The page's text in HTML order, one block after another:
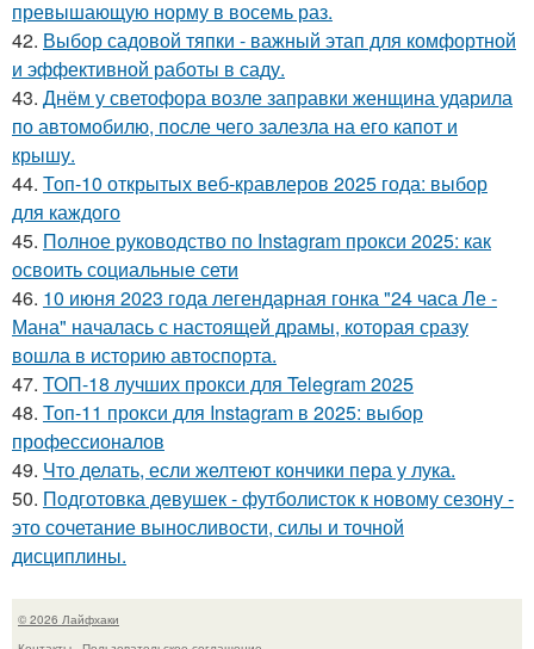
превышающую норму в восемь раз.
42. Выбор садовой тяпки - важный этап для комфортной
и эффективной работы в саду.
43. Днём у светофора возле заправки женщина ударила
по автомобилю, после чего залезла на его капот и
крышу.
44. Топ-10 открытых веб-кравлеров 2025 года: выбор
для каждого
45. Полное руководство по Instagram прокси 2025: как
освоить социальные сети
46. 10 июня 2023 года легендарная гонка "24 часа Ле -
Мана" началась с настоящей драмы, которая сразу
вошла в историю автоспорта.
47. ТОП-18 лучших прокси для Telegram 2025
48. Топ-11 прокси для Instagram в 2025: выбор
профессионалов
49. Что делать, если желтеют кончики пера у лука.
50. Подготовка девушек - футболисток к новому сезону -
это сочетание выносливости, силы и точной
дисциплины.
© 2026 Лайфхаки